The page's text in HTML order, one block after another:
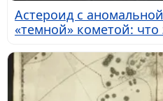
Астероид с
«темной» кометой: что